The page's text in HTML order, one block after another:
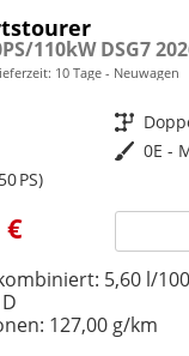
10 Tage Neuwagen
Getriebe
Außenfarbe
PS)
€
5,60 l/
D
127,00 g/km